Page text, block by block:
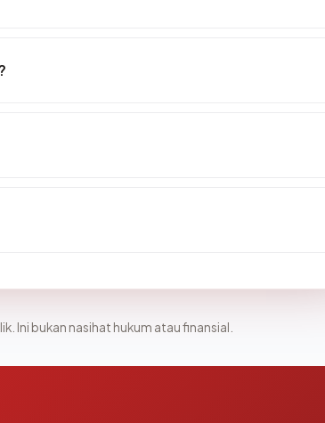
Ini bukan nasihat hukum atau finansial.